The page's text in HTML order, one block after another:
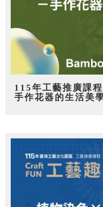
115年工藝推廣課
手作花器的生活美